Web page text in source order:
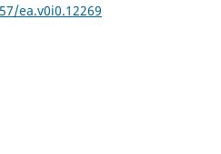
ea.v0i0.12269